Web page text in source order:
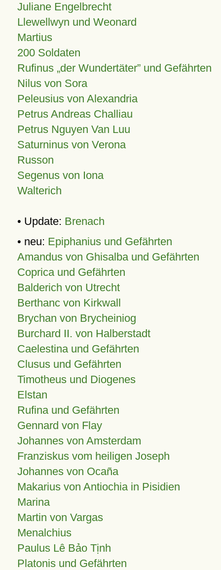
Juliane Engelbrecht
Llewellwyn und Weonard
Martius
200 Soldaten
Rufinus „der Wundertäter” und Gefährten
Nilus von Sora
Peleusius von Alexandria
Petrus Andreas Challiau
Petrus Nguyen Van Luu
Saturninus von Verona
Russon
Segenus von Iona
Walterich
• Update: Brenach
• neu: Epiphanius und Gefährten
Amandus von Ghisalba und Gefährten
Coprica und Gefährten
Balderich von Utrecht
Berthanc von Kirkwall
Brychan von Brycheiniog
Burchard II. von Halberstadt
Caelestina und Gefährten
Clusus und Gefährten
Timotheus und Diogenes
Elstan
Rufina und Gefährten
Gennard von Flay
Johannes von Amsterdam
Franziskus vom heiligen Joseph
Johannes von Ocaña
Makarius von Antiochia in Pisidien
Marina
Martin von Vargas
Menalchius
Paulus Lê Bảo Tịnh
Platonis und Gefährten